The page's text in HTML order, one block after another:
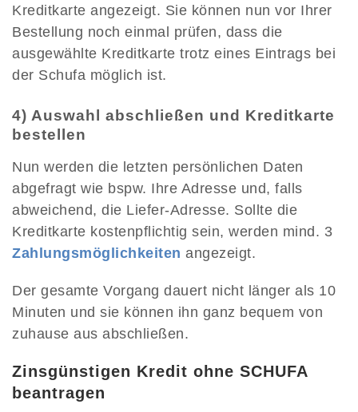
Kreditkarte angezeigt. Sie können nun vor Ihrer
Bestellung noch einmal prüfen, dass die
ausgewählte Kreditkarte trotz eines Eintrags bei
der Schufa möglich ist.
4) Auswahl abschließen und Kreditkarte
bestellen
Nun werden die letzten persönlichen Daten
abgefragt wie bspw. Ihre Adresse und, falls
abweichend, die Liefer-Adresse. Sollte die
Kreditkarte kostenpflichtig sein, werden mind. 3
Zahlungsmöglichkeiten angezeigt.
Der gesamte Vorgang dauert nicht länger als 10
Minuten und sie können ihn ganz bequem von
zuhause aus abschließen.
Zinsgünstigen Kredit ohne SCHUFA
beantragen